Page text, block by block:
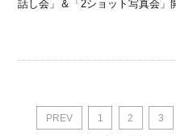
話し会」＆「2ショット写真会」
PREV 1 2 3